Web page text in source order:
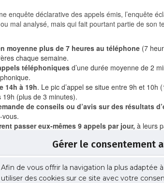
Gérer le consentement
Afin de vous offrir la navigation la plus adaptée
utiliser des cookies sur ce site avec votre
enquête déclarative des appels émis, l’enquête
mal analysé, mais qui fait pourtant partie de son
moyenne plus de 7 heures au téléphone (7
chaque semaine.
téléphoniques d’une durée moyenne de 2
14h à 19h. Le pic d’appel se situe entre 9h et 10h
(plus de 3 minutes).
de conseils ou d’avis sur des résultats
vous.
passer eux-mêmes 9 appels par jour, à leurs
s’étend aux nouveaux moyens de
portable et de leur e-mail :
;
portable.